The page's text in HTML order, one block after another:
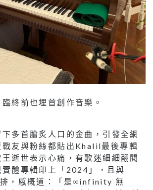
終前也埋首創作音樂。
多首膾炙人口的金曲，引發全網
戰友與粉絲都貼出Khalil最後專輯
逝世表示心痛，有歌迷細細翻閱
體專輯印上「2024」，且與
排，感概道：「是∞infinity 無